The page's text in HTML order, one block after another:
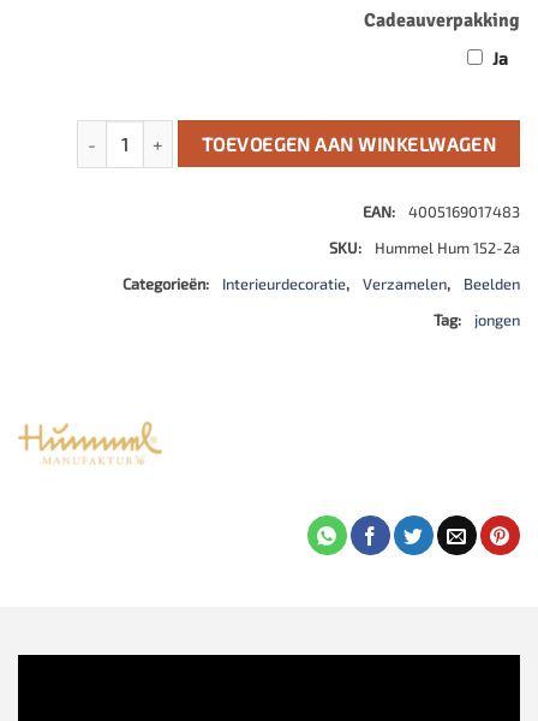
Cadeauverpakking
Ja
Jongen met Paraplu aantalTOEVOEGEN AAN WINKELWAGEN
EAN:
4005169017483
SKU:
Hummel Hum 152-2a
Categorieën:
Interieurdecoratie, Verzamelen,
Beelden
Tag:
jongen